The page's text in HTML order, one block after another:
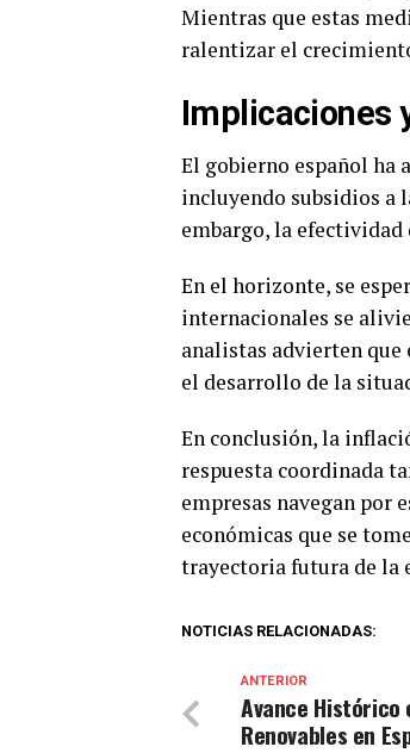
Mientras que estas
ralentizar el
Implicaciones
El gobierno español ha
incluyendo subsidios a
embargo, la efectividad
En el horizonte, se
internacionales se
analistas advierten
el desarrollo de la
En conclusión, la
respuesta coordinada
empresas navegan por
económicas que se
trayectoria futura de la
NOTICIAS RELACIONADAS:
ANTERIOR
Avance Histórico
Renovables en